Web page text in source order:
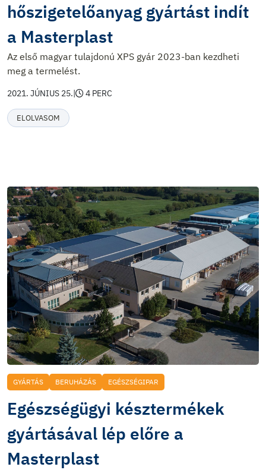
hőszigetelőanyag gyártást indít
a Masterplast
Az első magyar tulajdonú XPS gyár 2023-ban kezdheti
meg a termelést.
2021. JÚNIUS 25.| 4 PERC
ELOLVASOM
GYÁRTÁS BERUHÁZÁS EGÉSZSÉGIPAR
Egészségügyi késztermékek
gyártásával lép előre a
Masterplast